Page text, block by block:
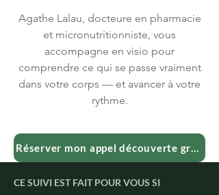
Agathe Lalau, docteure en pharmacie
et micronutritionniste, vous
accompagne en visio pour
comprendre ce qui se passe vraiment
dans votre corps — et avancer à votre
rythme.
Réserver mon appel découverte gratuit
CE SUIVI EST FAIT POUR VOUS SI